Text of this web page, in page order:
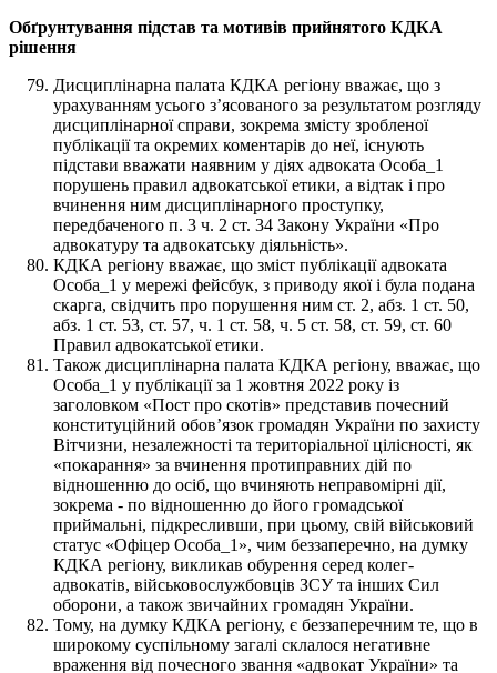
Обґрунтування підстав та мотивів прийнятого КДКА
рішення
Дисциплінарна палата КДКА регіону вважає, що з
урахуванням усього з’ясованого за результатом розгляду
дисциплінарної справи, зокрема змісту зробленої
публікації та окремих коментарів до неї, існують
підстави вважати наявним у діях адвоката Особа_1
порушень правил адвокатської етики, а відтак і про
вчинення ним дисциплінарного проступку,
передбаченого п. 3 ч. 2 ст. 34 Закону України «Про
адвокатуру та адвокатську діяльність».
КДКА регіону вважає, що зміст публікації адвоката
Особа_1 у мережі фейсбук, з приводу якої і була подана
скарга, свідчить про порушення ним ст. 2, абз. 1 ст. 50,
абз. 1 ст. 53, ст. 57, ч. 1 ст. 58, ч. 5 ст. 58, ст. 59, ст. 60
Правил адвокатської етики.
Також дисциплінарна палата КДКА регіону, вважає, що
Особа_1 у публікації за 1 жовтня 2022 року із
заголовком «Пост про скотів» представив почесний
конституційний обов’язок громадян України по захисту
Вітчизни, незалежності та територіальної цілісності, як
«покарання» за вчинення протиправних дій по
відношенню до осіб, що вчиняють неправомірні дії,
зокрема ­­- по відношенню до його громадської
приймальні, підкресливши, при цьому, свій військовий
статус «Офіцер Особа_1», чим беззаперечно, на думку
КДКА регіону, викликав обурення серед колег-
адвокатів, військовослужбовців ЗСУ та інших Сил
оборони, а також звичайних громадян України.
Тому, на думку КДКА регіону, є беззаперечним те, що в
широкому суспільному загалі склалося негативне
враження від почесного звання «адвокат України» та